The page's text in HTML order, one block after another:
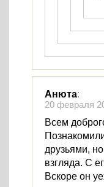
Анюта:
20 февраля
Всем
друзьями,
взгляда. С
Вскоре он